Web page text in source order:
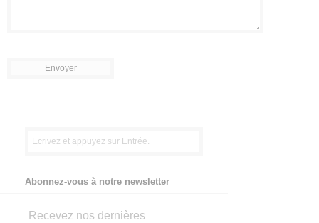
Abonnez-vous à notre newsletter
Recevez nos dernières